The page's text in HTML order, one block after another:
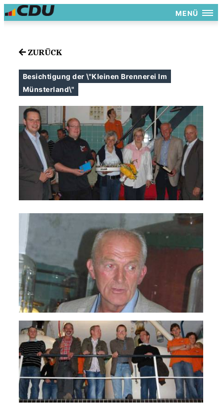
MENÜ
ZURÜCK
Besichtigung der \"Kleinen Brennerei Im
Münsterland\"